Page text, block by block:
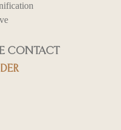
CONTACT